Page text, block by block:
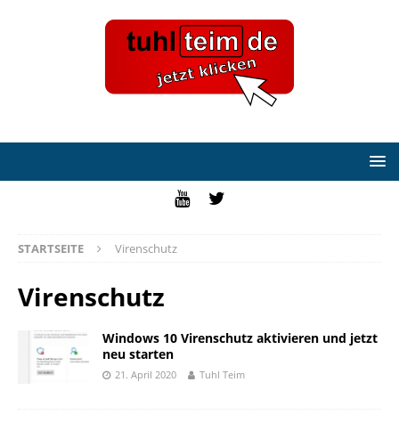
STARTSEITE Virenschutz
Virenschutz
Windows 10 Virenschutz aktivieren und jetzt
neu starten
21. April 2020 Tuhl Teim